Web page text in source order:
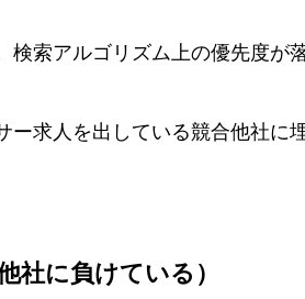
検索アルゴリズム上の優先度が
ー求人を出している競合他社に
に負けている）